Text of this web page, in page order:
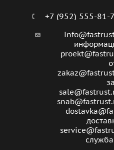
70 и 81 кВт
универсального
также на потолок через
+7 (952) 555-81-
служба